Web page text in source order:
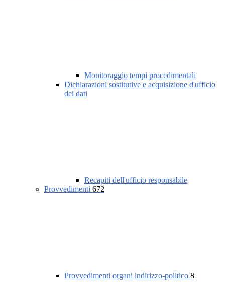
Monitoraggio tempi procedimentali
Dichiarazioni sostitutive e acquisizione d'ufficio
dei dati
Recapiti dell'ufficio responsabile
Provvedimenti 672
Provvedimenti organi indirizzo-politico 8